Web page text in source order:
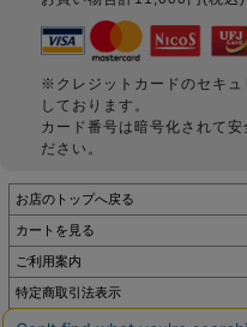
※クレジットカードのセキュ
しております。
カード番号は暗号化されて
ださい。
お店のトップへ戻る
カートを見る
ご利用案内
特定商取引法表示
個人情報の取扱い